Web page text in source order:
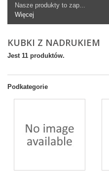
Nasze produkty to zap...
Więcej
KUBKI Z NADRUKIEM
Jest 11 produktów.
Podkategorie